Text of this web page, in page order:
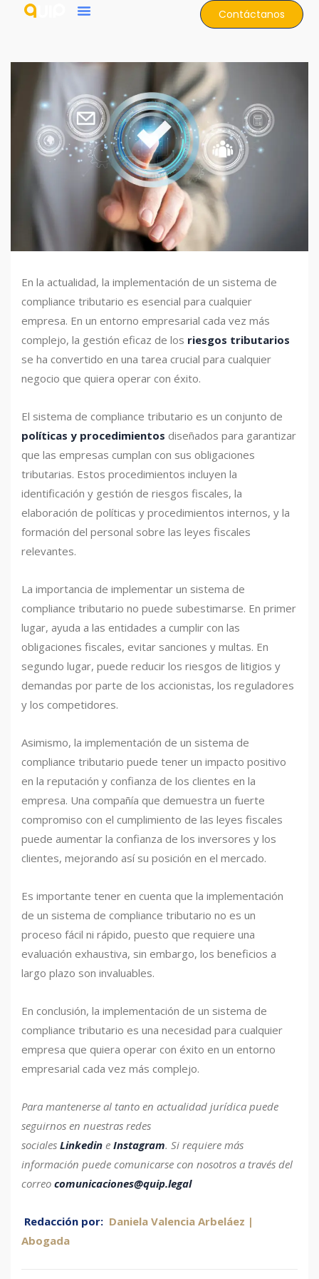
Contáctanos
En la actualidad, la implementación de un sistema de
compliance tributario es esencial para cualquier
empresa. En un entorno empresarial cada vez más
complejo, la gestión eficaz de los riesgos tributarios
se ha convertido en una tarea crucial para cualquier
negocio que quiera operar con éxito.
El sistema de compliance tributario es un conjunto de
políticas y procedimientos diseñados para garantizar
que las empresas cumplan con sus obligaciones
tributarias. Estos procedimientos incluyen la
identificación y gestión de riesgos fiscales, la
elaboración de políticas y procedimientos internos, y la
formación del personal sobre las leyes fiscales
relevantes.
La importancia de implementar un sistema de
compliance tributario no puede subestimarse. En primer
lugar, ayuda a las entidades a cumplir con las
obligaciones fiscales, evitar sanciones y multas. En
segundo lugar, puede reducir los riesgos de litigios y
demandas por parte de los accionistas, los reguladores
y los competidores.
Asimismo, la implementación de un sistema de
compliance tributario puede tener un impacto positivo
en la reputación y confianza de los clientes en la
empresa. Una compañía que demuestra un fuerte
compromiso con el cumplimiento de las leyes fiscales
puede aumentar la confianza de los inversores y los
clientes, mejorando así su posición en el mercado.
Es importante tener en cuenta que la implementación
de un sistema de compliance tributario no es un
proceso fácil ni rápido, puesto que requiere una
evaluación exhaustiva, sin embargo, los beneficios a
largo plazo son invaluables.
En conclusión, la implementación de un sistema de
compliance tributario es una necesidad para cualquier
empresa que quiera operar con éxito en un entorno
empresarial cada vez más complejo.
Para mantenerse al tanto en actualidad jurídica puede
seguirnos en nuestras redes
sociales Linkedin e Instagram. Si requiere más
información puede comunicarse con nosotros a través del
correo comunicaciones@quip.legal
Redacción por: Daniela Valencia Arbeláez |
Abogada